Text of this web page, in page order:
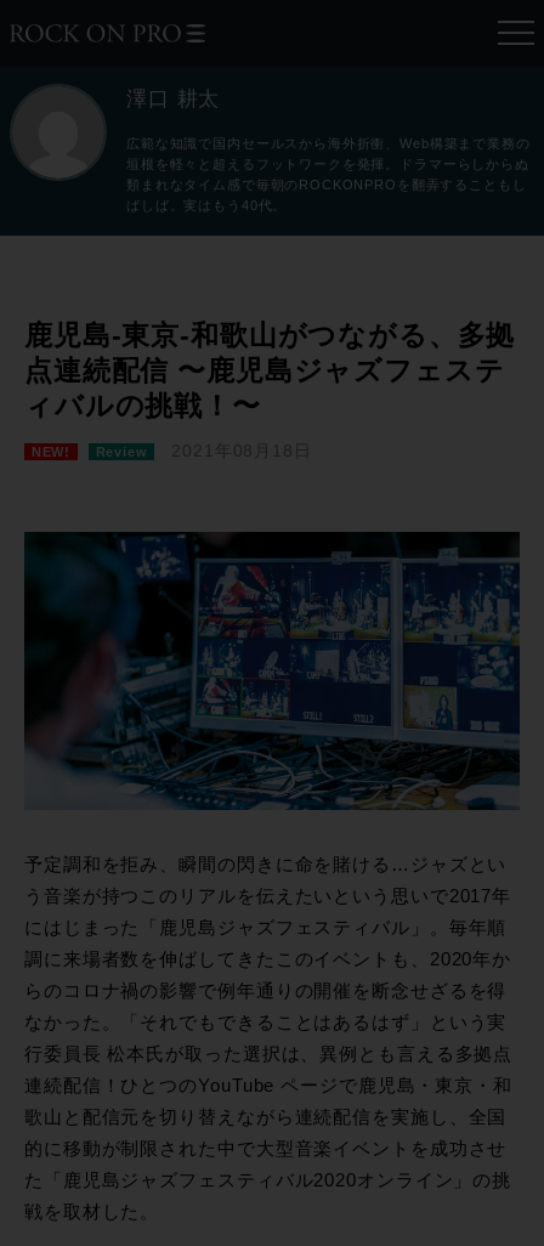
澤口 耕太
広範な知識で国内セールスから海外折衝、Web構築まで業務の
垣根を軽々と超えるフットワークを発揮。ドラマーらしからぬ
類まれなタイム感で毎朝のROCKONPROを翻弄することもし
ばしば。実はもう40代。
鹿児島-東京-和歌山がつながる、多拠
点連続配信 〜鹿児島ジャズフェステ
ィバルの挑戦！〜
NEW! Review 2021年08月18日
予定調和を拒み、瞬間の閃きに命を賭ける…ジャズとい
う音楽が持つこのリアルを伝えたいという思いで2017年
にはじまった「鹿児島ジャズフェスティバル」。毎年順
調に来場者数を伸ばしてきたこのイベントも、2020年か
らのコロナ禍の影響で例年通りの開催を断念せざるを得
なかった。「それでもできることはあるはず」という実
行委員長 松本氏が取った選択は、異例とも言える多拠点
連続配信！ひとつのYouTube ページで鹿児島・東京・和
歌山と配信元を切り替えながら連続配信を実施し、全国
的に移動が制限された中で大型音楽イベントを成功させ
た「鹿児島ジャズフェスティバル2020オンライン」の挑
戦を取材した。